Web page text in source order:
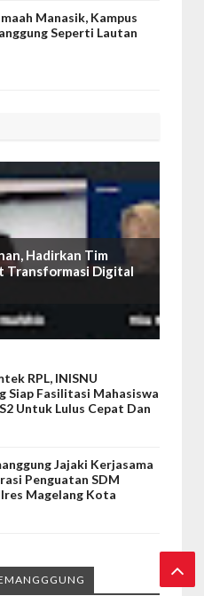
Manasik, Kampus
Seperti Lautan
Hadirkan Tim
Transformasi Digital
RPL, INISNU
Siap Fasilitasi Mahasiswa
Untuk Lulus Cepat Dan
Jajaki Kerjasama
Penguatan SDM
Magelang Kota